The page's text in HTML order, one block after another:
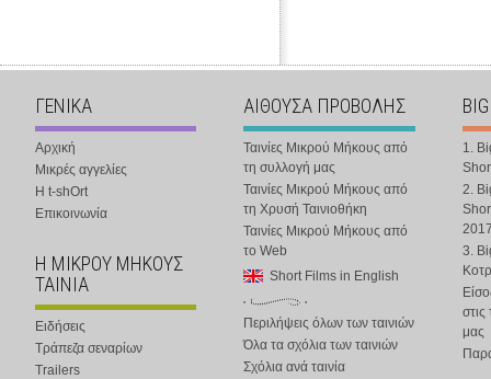
ΓΕΝΙΚΑ
Αρχική
Μικρές αγγελίες
Η t-shOrt
Επικοινωνία
Η ΜΙΚΡΟΥ ΜΗΚΟΥΣ
ΤΑΙΝΙΑ
Ειδήσεις
Τράπεζα σεναρίων
Trailers
ΑΙΘΟΥΣΑ ΠΡΟΒΟΛΗΣ
Ταινίες Μικρού Μήκους από
τη συλλογή μας
Ταινίες Μικρού Μήκους από
τη Χρυσή Ταινιοθήκη
Ταινίες Μικρού Μήκους από
το Web
Short Films in English
Περιλήψεις όλων των ταινιών
Όλα τα σχόλια των ταινιών
Σχόλια ανά ταινία
1.
2.
3.
στις
μας